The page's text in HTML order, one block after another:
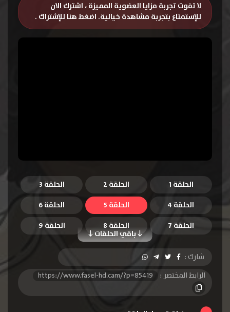
لا تفوت تجربة مزايا العضوية المميزة ، اشترك الان
للإستمتاع بتجربة مشاهدة خيالية. اضغط هنا للإشتراك .
الحلقة 1 الحلقة 2
الحلقة 3
الحلقة 4
الحلقة 5 الحلقة 6
باقي الحلقات
الحلقة 7 الحلقة 8
الحلقة 9
الحلقة 11
الحلقة 12
شارك :
الرابط المختصر :
https://www.fasel-hd.cam/?p=85419